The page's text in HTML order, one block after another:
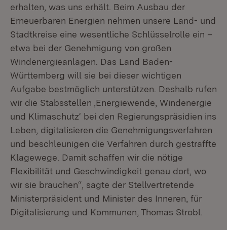
erhalten, was uns erhält. Beim Ausbau der
Erneuerbaren Energien nehmen unsere Land- und
Stadtkreise eine wesentliche Schlüsselrolle ein –
etwa bei der Genehmigung von großen
Windenergieanlagen. Das Land Baden-
Württemberg will sie bei dieser wichtigen
Aufgabe bestmöglich unterstützen. Deshalb rufen
wir die Stabsstellen ‚Energiewende, Windenergie
und Klimaschutz‘ bei den Regierungspräsidien ins
Leben, digitalisieren die Genehmigungsverfahren
und beschleunigen die Verfahren durch gestraffte
Klagewege. Damit schaffen wir die nötige
Flexibilität und Geschwindigkeit genau dort, wo
wir sie brauchen“, sagte der Stellvertretende
Ministerpräsident und Minister des Inneren, für
Digitalisierung und Kommunen, Thomas Strobl.